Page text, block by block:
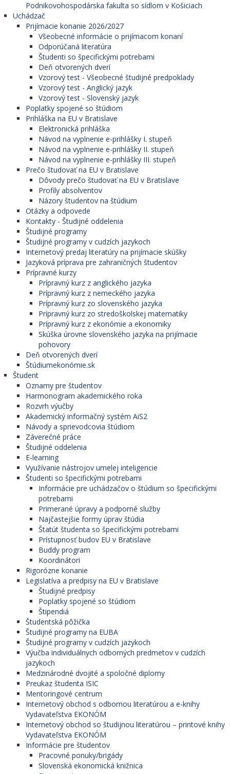
Podnikovohospodárska fakulta so sídlom v Košiciach
Uchádzač
Prijímacie konanie 2026/2027
Všeobecné informácie o prijímacom konaní
Odporúčaná literatúra
Študenti so špecifickými potrebami
Deň otvorených dverí
Vzorový test - Všeobecné študijné predpoklady
Vzorový test - Anglický jazyk
Vzorový test - Slovenský jazyk
Poplatky spojené so štúdiom
Prihláška na EU v Bratislave
Elektronická prihláška
Návod na vyplnenie e-prihlášky I. stupeň
Návod na vyplnenie e-prihlášky II. stupeň
Návod na vyplnenie e-prihlášky III. stupeň
Prečo študovať na EU v Bratislave
Dôvody prečo študovať na EU v Bratislave
Profily absolventov
Názory študentov na štúdium
Otázky a odpovede
Kontakty - Študijné oddelenia
Študijné programy
Študijné programy v cudzích jazykoch
Internetový predaj literatúry na prijímacie skúšky
Jazyková príprava pre zahraničných študentov
Prípravné kurzy
Prípravný kurz z anglického jazyka
Prípravný kurz z nemeckého jazyka
Prípravný kurz zo slovenského jazyka
Prípravný kurz zo stredoškolskej matematiky
Prípravný kurz z ekonómie a ekonomiky
Skúška úrovne slovenského jazyka na prijímacie
pohovory
Deň otvorených dverí
Štúdiumekonómie.sk
Študent
Oznamy pre študentov
Harmonogram akademického roka
Rozvrh výučby
Akademický informačný systém AiS2
Návody a sprievodcovia štúdiom
Záverečné práce
Študijné oddelenia
E-learning
Využívanie nástrojov umelej inteligencie
Študenti so špecifickými potrebami
Informácie pre uchádzačov o štúdium so špecifickými
potrebami
Primerané úpravy a podporné služby
Najčastejšie formy úprav štúdia
Štatút študenta so špecifickými potrebami
Prístupnosť budov EU v Bratislave
Buddy program
Koordinátori
Rigorózne konanie
Legislatíva a predpisy na EU v Bratislave
Študijné predpisy
Poplatky spojené so štúdiom
Štipendiá
Študentská pôžička
Študijné programy na EUBA
Študijné programy v cudzích jazykoch
Výučba individuálnych odborných predmetov v cudzích
jazykoch
Medzinárodné dvojité a spoločné diplomy
Preukaz študenta ISIC
Mentoringové centrum
Internetový obchod s odbornou literatúrou a e-knihy
Vydavateľstva EKONÓM
Internetový obchod so študijnou literatúrou – printové knihy
Vydavateľstva EKONÓM
Informácie pre študentov
Pracovné ponuky/brigády
Slovenská ekonomická knižnica